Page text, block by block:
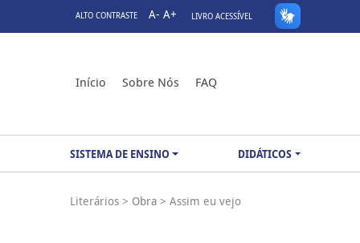
ALTO CONTRASTE A- A+ LIVRO ACESSÍVEL
Início Sobre Nós FAQ
SISTEMA DE ENSINO DIDÁTICOS
Literários > Obra > Assim eu vejo